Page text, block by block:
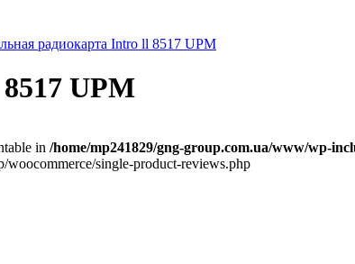
радиокарта Intro ll 8517 UPM
UPM
in /home/mp241829/gng-group.com.ua/www/wp-
single-product-reviews.php